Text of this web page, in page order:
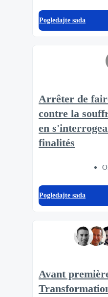
Pogledajte sada
Arrêter de
contre la
en
finalités
Pogledajte sada
Avant